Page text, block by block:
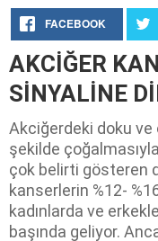
FACEBOOK
AKCİĞER
SİNYALİNE
Akciğerdeki doku ve
şekilde
çok belirti gösteren
kanserlerin %12-
kadınlarda ve
başında geliyor.